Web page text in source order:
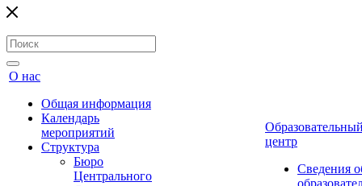
О нас
Общая информация
Календарь
мероприятий
Структура
Бюро
Центрального
центр
Сведения